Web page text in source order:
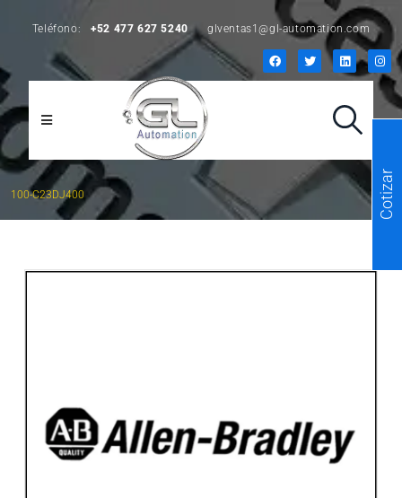
Teléfono: +52 477 627 5240 glventas1@gl-automation.com
100-C23DJ400 Cotizar